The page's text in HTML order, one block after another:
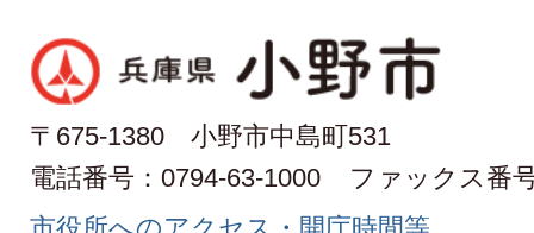
〒675-1380 小野市中島町531
電話番号：0794-63-1000
ファックス番